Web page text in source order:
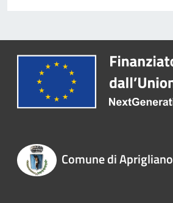
Comune di Aprigliano